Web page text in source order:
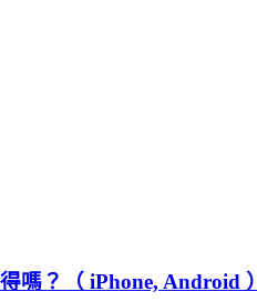
嗎？（ iPhone, Android ）